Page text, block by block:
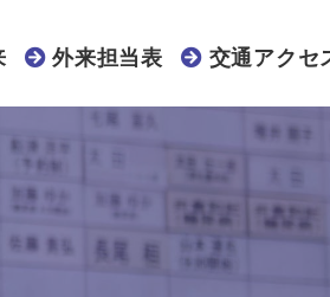
外来担当表 交通アクセ